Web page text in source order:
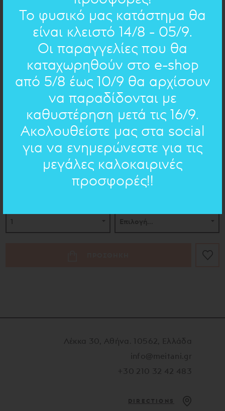
"Βρες κάτι" 2023
Βρες κάτι που να σου δώσει δύναμη και υγεία (μηλαράκι)
βρες αγάπη βρες χαρά (καρδούλα)
βρες θάλασσες και καταφύγια μικρά (κοχυλάκι)
ΔΙΑΣΤΑΣΕΙΣ: Είναι πολύ μικρούλα!
μπρούντζος
Λέκκα 30, Αθήνα. 10562, Ελλάδα
info@meitani.gr
+30 210 32 42 483
DIRECTIONS
Το φυσικό μας κατάστημα θα
είναι κλειστό 14/8 - 05/9.
Οι παραγγελίες που θα
καταχωρηθούν στο e-shop
από 5/8 έως 10/9 θα αρχίσουν
να παραδίδονται με
καθυστέρηση μετά τις 16/9.
Ακολουθείστε μας στα social
για να ενημερώνεστε για τις
μεγάλες καλοκαιρινές
προσφορές!!